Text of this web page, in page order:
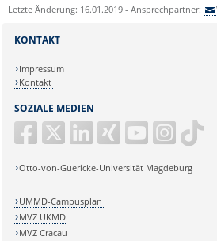
Letzte Änderung: 16.01.2019 - Ansprechpartner:
SOZIALE MEDIEN
Otto-von-Guericke-Universität Magdeburg
KONTAKT
Impressum
Kontakt
UMMD-Campusplan
MVZ UKMD
MVZ Cracau